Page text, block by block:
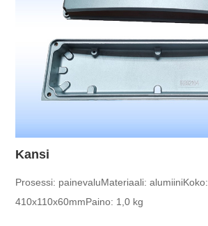
Kansi
Prosessi: painevaluMateriaali: alumiiniKoko:
410x110x60mmPaino: 1,0 kg